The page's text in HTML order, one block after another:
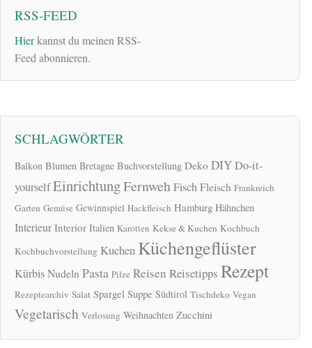
RSS-FEED
Hierkannst du meinen RSS-
Feed abonnieren.
SCHLAGWÖRTER
Balkon Blumen Bretagne Buchvorstellung Deko DIYDo-it-
yourselfEinrichtungFernwehFischFleisch Frankreich
Garten Gemüse Gewinnspiel Hackfleisch Hamburg Hähnchen
Interieur Interior Italien Karotten Kekse & Kuchen Kochbuch
Kochbuchvorstellung Kuchen Küchengeflüster
KürbisNudeln Pasta Pilze Reisen Reisetipps Rezept
Rezeptearchiv Salat Spargel Suppe Südtirol Tischdeko Vegan
Vegetarisch Verlosung Weihnachten Zucchini